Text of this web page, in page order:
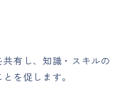
有し、知識・スキルの
を促します。